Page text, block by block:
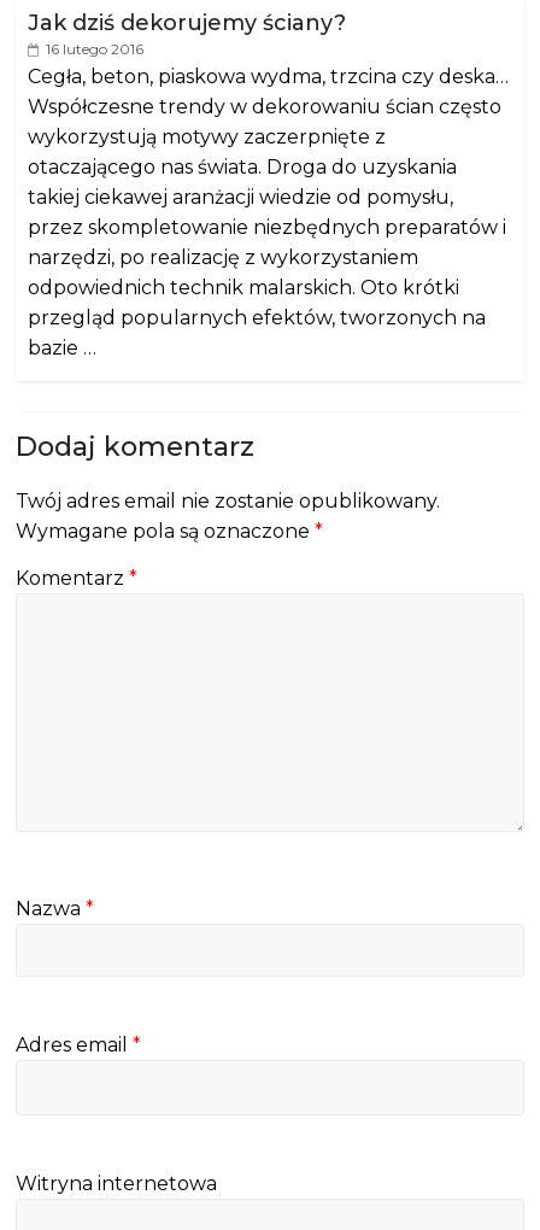
Jak dziś dekorujemy ściany?
16 lutego 2016
Cegła, beton, piaskowa wydma, trzcina czy deska…
Współczesne trendy w dekorowaniu ścian często
wykorzystują motywy zaczerpnięte z
otaczającego nas świata. Droga do uzyskania
takiej ciekawej aranżacji wiedzie od pomysłu,
przez skompletowanie niezbędnych preparatów i
narzędzi, po realizację z wykorzystaniem
odpowiednich technik malarskich. Oto krótki
przegląd popularnych efektów, tworzonych na
bazie …
Dodaj komentarz
Twój adres email nie zostanie opublikowany.
Wymagane pola są oznaczone*
Komentarz*
Nazwa*
Adres email*
Witryna internetowa